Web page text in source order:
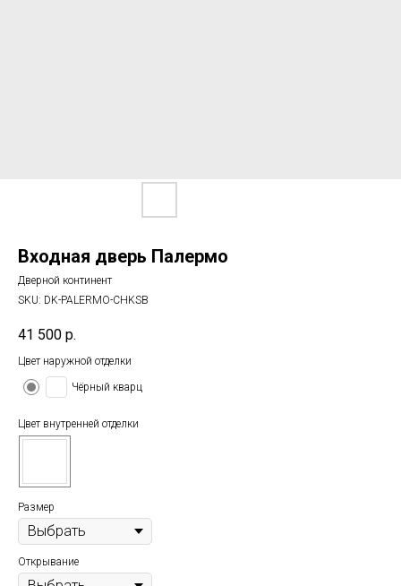
Входная дверь Палермо
Дверной континент
SKU: DK-PALERMO-CHKSB
41 500 р.
Цвет наружной отделки
Чёрный кварц
Цвет внутренней отделки
Размер
Открывание